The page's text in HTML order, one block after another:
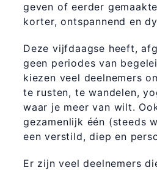
geven of eerder
korter, ontspannend en
Deze vijfdaagse heeft,
geen periodes van
kiezen veel deelnemers
te rusten, te wandelen,
waar je meer van wilt.
gezamenlijk één (steeds
een verstild, diep en
Er zijn veel deelnemers